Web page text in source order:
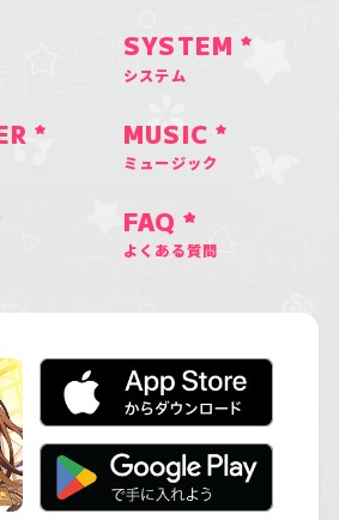
SYSTEM
システム
MUSIC
ミュージック
FAQ
よくある質問